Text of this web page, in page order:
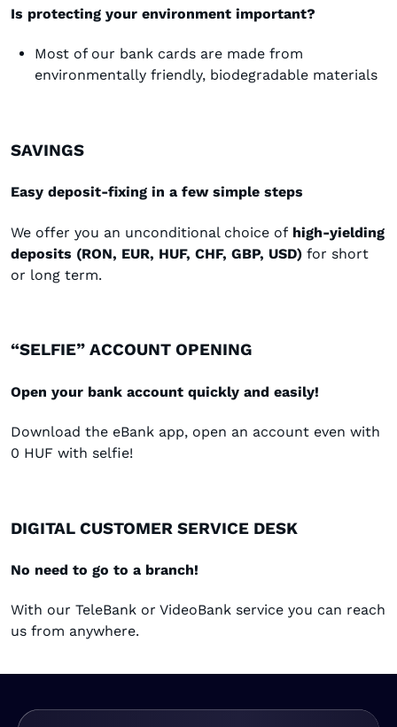
Is protecting your environment important?
Most of our bank cards are made from
environmentally friendly, biodegradable materials
SAVINGS
Easy deposit-fixing in a few simple steps
We offer you an unconditional choice of high-yielding
deposits (RON, EUR, HUF, CHF, GBP, USD) for short
or long term.
“SELFIE” ACCOUNT OPENING
Open your bank account quickly and easily!
Download the eBank app, open an account even with
0 HUF with selfie!
DIGITAL CUSTOMER SERVICE DESK
No need to go to a branch!
With our TeleBank or VideoBank service you can reach
us from anywhere.